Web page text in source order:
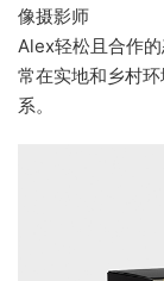
像摄影师
Alex轻松且合作
常在实地和乡村
系。